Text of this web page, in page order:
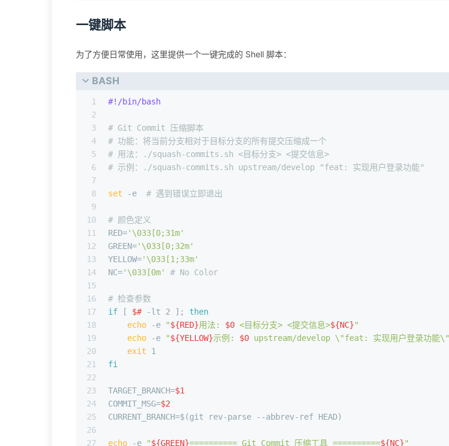
一键脚本
为了方便日常使用，这里提供一个一键完成的 Shell 脚本：
BASH
1
2
3
4
5
6
7
8
9
10
11
12
13
14
15
16
17
18
19
20
21
22
23
24
25
26
27
#!/bin/bash
# Git Commit 压缩脚本
# 功能：将当前分支相对于目标分支的所有提交压缩成一个
# 用法：./squash-commits.sh <目标分支> <提交信息>
# 示例：./squash-commits.sh upstream/develop "feat: 实现用户登录功能"
set -e # 遇到错误立即退出
# 颜色定义
RED='\033[0;31m'
GREEN='\033[0;32m'
YELLOW='\033[1;33m'
NC='\033[0m' # No Color
# 检查参数
if [ $# -lt 2 ]; then
echo -e "${RED}用法: $0 <目标分支> <提交信息>${NC}"
echo -e "${YELLOW}示例: $0 upstream/develop \"feat: 实现用户登录功能\"
exit 1
fi
TARGET_BRANCH=$1
COMMIT_MSG=$2
CURRENT_BRANCH=$(git rev-parse --abbrev-ref HEAD)
echo -e "${GREEN}========== Git Commit 压缩工具 ==========${NC}"